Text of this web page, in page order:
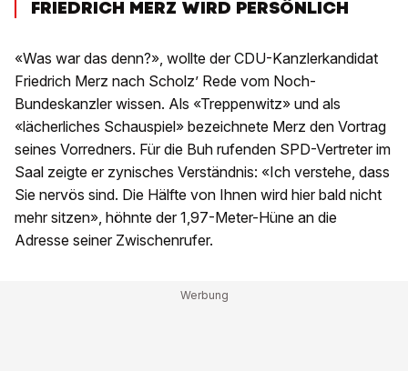
FRIEDRICH MERZ WIRD PERSÖNLICH
«Was war das denn?», wollte der CDU-Kanzlerkandidat
Friedrich Merz nach Scholz’ Rede vom Noch-
Bundeskanzler wissen. Als «Treppenwitz» und als
«lächerliches Schauspiel» bezeichnete Merz den Vortrag
seines Vorredners. Für die Buh rufenden SPD-Vertreter im
Saal zeigte er zynisches Verständnis: «Ich verstehe, dass
Sie nervös sind. Die Hälfte von Ihnen wird hier bald nicht
mehr sitzen», höhnte der 1,97-Meter-Hüne an die
Adresse seiner Zwischenrufer.